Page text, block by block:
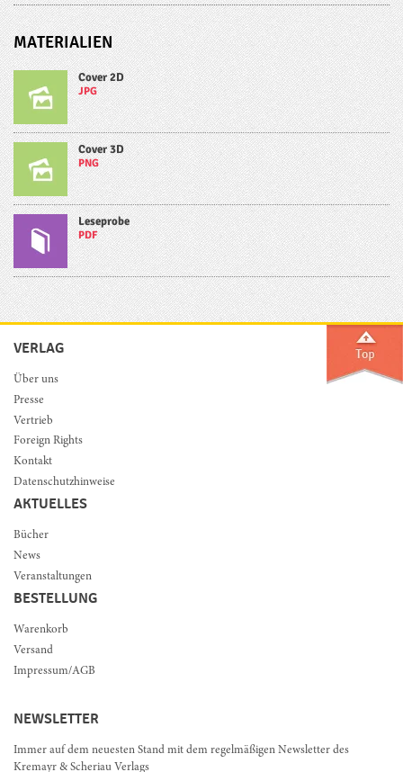
MATERIALIEN
Cover 2D
JPG
Cover 3D
PNG
Leseprobe
PDF
VERLAG
Über uns
Presse
Vertrieb
Foreign Rights
Kontakt
Datenschutzhinweise
AKTUELLES
Bücher
News
Veranstaltungen
BESTELLUNG
Warenkorb
Versand
Impressum/AGB
NEWSLETTER
Immer auf dem neuesten Stand mit dem regelmäßigen Newsletter des
Kremayr & Scheriau Verlags